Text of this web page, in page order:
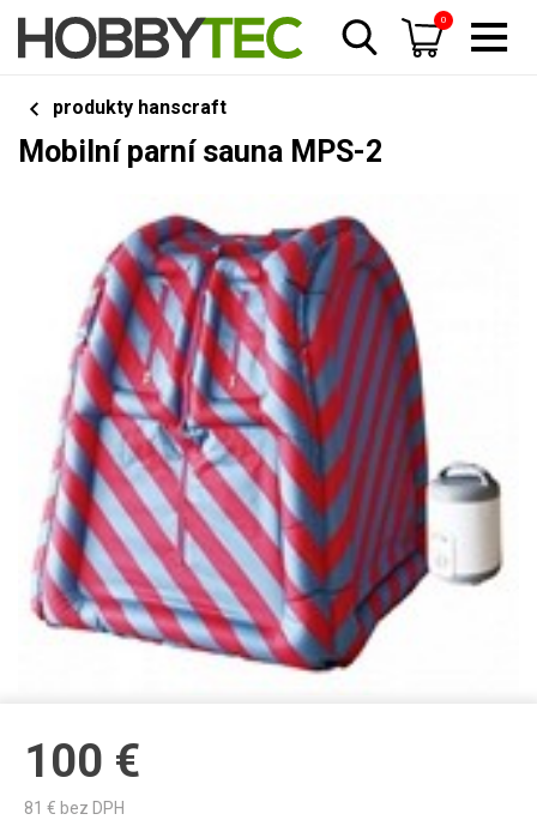
0
produkty hanscraft
Mobilní parní sauna MPS-2
100 €
81 € bez DPH